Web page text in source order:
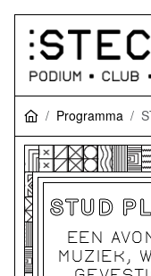
Programma
STUD
EEN
MUZIEK,